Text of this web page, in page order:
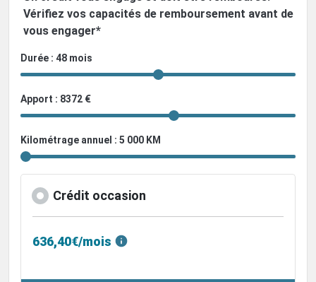
Vérifiez vos capacités de remboursement avant de
vous engager*
Durée : 48 mois
Apport : 8372 €
Kilométrage annuel : 5 000 KM
Crédit occasion
636,40€/mois